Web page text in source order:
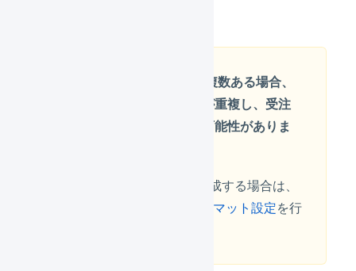
futureshopの店舗が複数ある場合、
店舗間で受注コードが重複し、受注
が取り込めなくなる可能性がありま
futureshopの店舗を複数作成する場合は、
受注コードのフォーマット設定を行